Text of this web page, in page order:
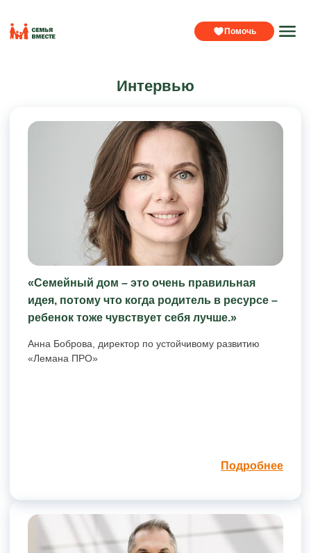
Помочь
Интервью
«Семейный дом – это очень правильная
идея, потому что когда родитель в ресурсе –
ребенок тоже чувствует себя лучше.»
Анна Боброва, директор по устойчивому развитию
«Лемана ПРО»
Подробнее